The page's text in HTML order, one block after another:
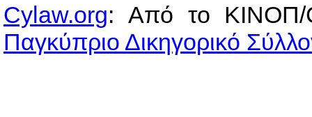
Cylaw.org: Από το
Παγκύπριο Δικηγορικό